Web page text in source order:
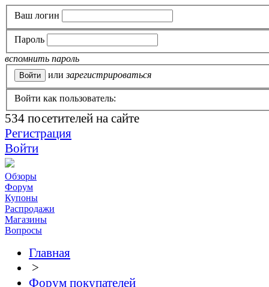
Ваш логин
Пароль
вспомнить пароль
или зарегистрироваться
Войти как пользователь:
534 посетителей на сайте
Регистрация
Войти
Обзоры
Форум
Купоны
Распродажи
Магазины
Вопросы
Главная
>
Форум покупателей